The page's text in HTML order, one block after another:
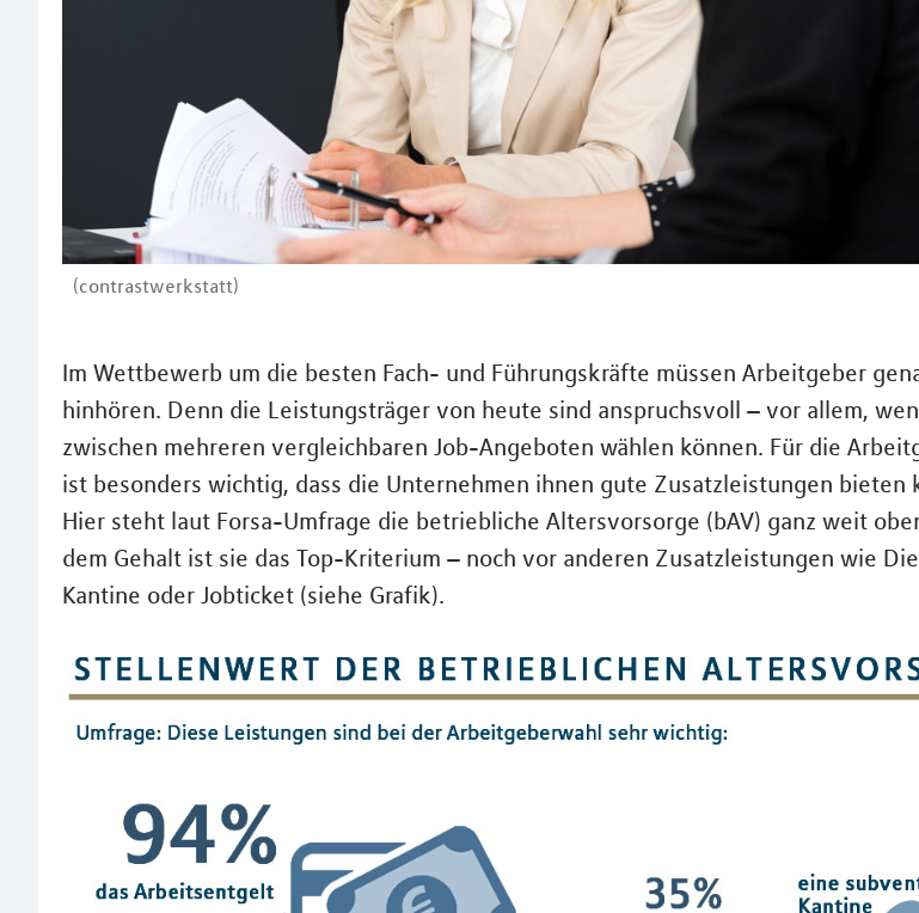
(contrastwerkstatt)
Im Wettbewerb um die besten Fach- und Führungskräfte müssen Arbeitgeber
hinhören. Denn die Leistungsträger von heute sind anspruchsvoll – vor allem,
zwischen mehreren vergleichbaren Job-Angeboten wählen können. Für die
ist besonders wichtig, dass die Unternehmen ihnen gute Zusatzleistungen bieten
Hier steht laut Forsa-Umfrage die betriebliche Altersvorsorge (bAV) ganz weit
dem Gehalt ist sie das Top-Kriterium – noch vor anderen Zusatzleistungen wie
Kantine oder Jobticket (siehe Grafik).